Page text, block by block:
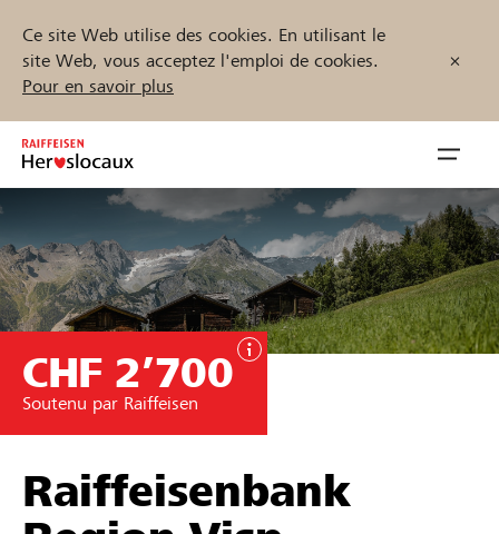
Ce site Web utilise des cookies. En utilisant le
site Web, vous acceptez l'emploi de cookies.
Pour en savoir plus
Inhalt
springen
öffnen
Parrainer
Soutien & assistance
Trouvez des projets et des organisations
Démarrez maintenant
CHF 2’700
Soutenu par Raiffeisen
Raiffeisenbank